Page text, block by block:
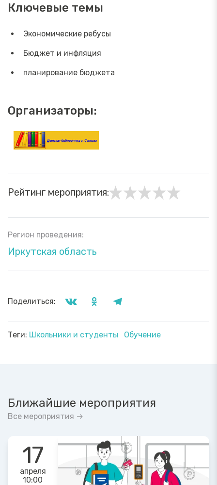
Ключевые темы
Экономические ребусы
Бюджет и инфляция
планирование бюджета
Организаторы:
Рейтинг мероприятия:
Регион проведения:
Иркутская область
Поделиться:
Теги: Школьники и студенты Обучение
Ближайшие мероприятия
Все мероприятия →
17
апреля
10:00